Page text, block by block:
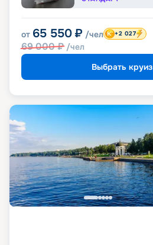
от 65 550 ₽ /чел
69 000₽ /чел
+2 027
Выбрать круиз